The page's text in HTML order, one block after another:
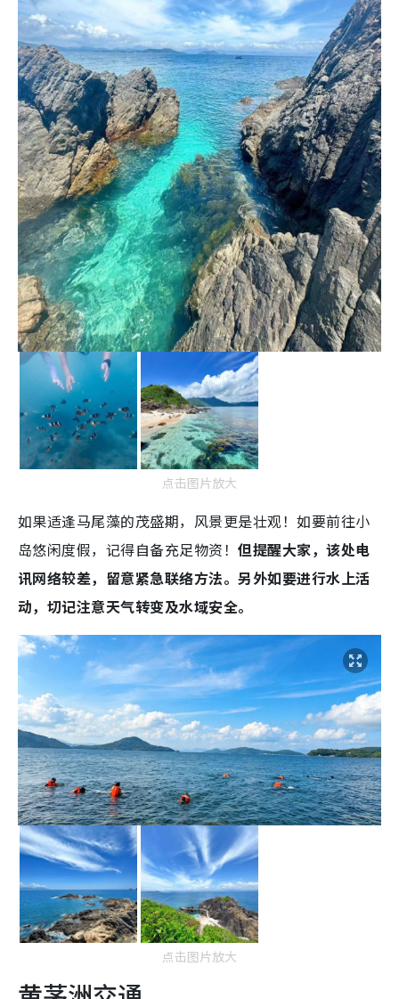
点击图片放大
如果适逢马尾藻的茂盛期，风景更是壮观！如要前往小
岛悠闲度假，记得自备充足物资！但提醒大家，该处电
讯网络较差，留意紧急联络方法。另外如要进行水上活
动，切记注意天气转变及水域安全。
点击图片放大